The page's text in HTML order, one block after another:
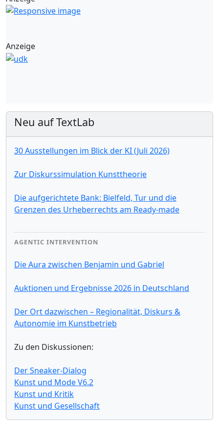
Anzeige
Neu auf TextLab
30 Ausstellungen im Blick der KI (Juli 2026)
Zur Diskurssimulation Kunsttheorie
Die aufgerichtete Bank: Bielfeld, Tur und die
Grenzen des Urheberrechts am Ready-made
AGENTIC INTERVENTION
Die Aura zwischen Benjamin und Gabriel
Auktionen und Ergebnisse 2026 in Deutschland
Der Ort dazwischen – Regionalität, Diskurs &
Autonomie im Kunstbetrieb
Zu den Diskussionen:
Der Sneaker-Dialog
Kunst und Mode V6.2
Kunst und Kritik
Kunst und Gesellschaft